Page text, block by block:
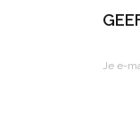
Je e-